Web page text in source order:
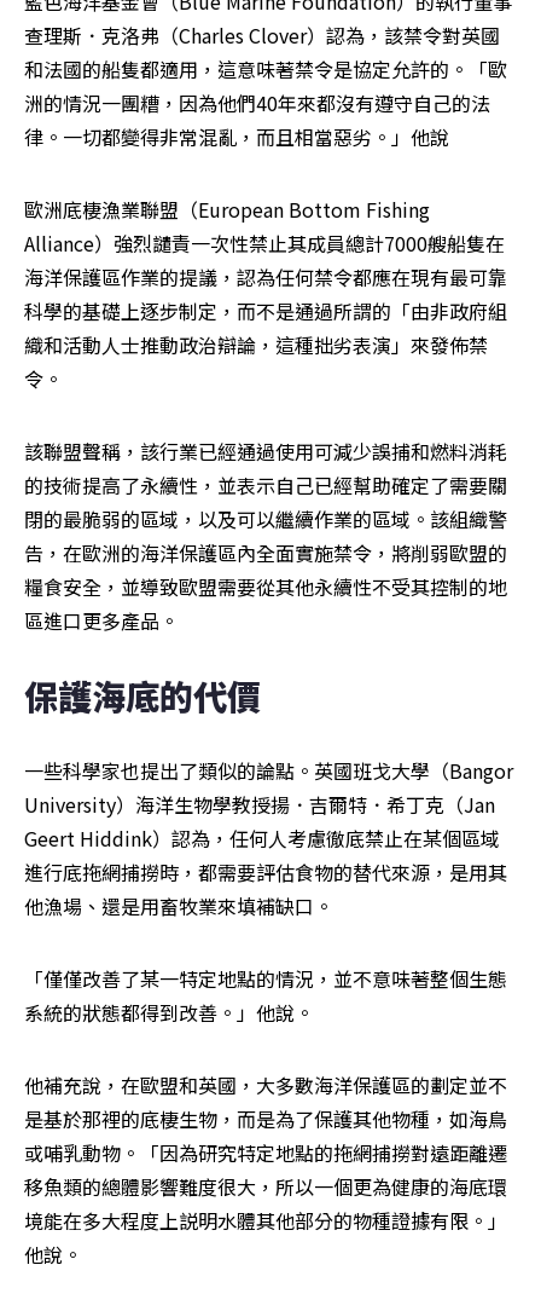
查理斯．克洛弗（Charles Clover）認為，該禁令對英國
和法國的船隻都適用，這意味著禁令是協定允許的。「歐
洲的情況一團糟，因為他們40年來都沒有遵守自己的法
律。一切都變得非常混亂，而且相當惡劣。」他說
歐洲底棲漁業聯盟（European Bottom Fishing
Alliance）強烈譴責一次性禁止其成員總計7000艘船隻在
海洋保護區作業的提議，認為任何禁令都應在現有最可靠
科學的基礎上逐步制定，而不是通過所謂的「由非政府組
織和活動人士推動政治辯論，這種拙劣表演」來發佈禁
令。
該聯盟聲稱，該行業已經通過使用可減少誤捕和燃料消耗
的技術提高了永續性，並表示自己已經幫助確定了需要關
閉的最脆弱的區域，以及可以繼續作業的區域。該組織警
告，在歐洲的海洋保護區內全面實施禁令，將削弱歐盟的
糧食安全，並導致歐盟需要從其他永續性不受其控制的地
區進口更多產品。
保護海底的代價
一些科學家也提出了類似的論點。英國班戈大學（Bangor
University）海洋生物學教授揚．吉爾特．希丁克（Jan
Geert Hiddink）認為，任何人考慮徹底禁止在某個區域
進行底拖網捕撈時，都需要評估食物的替代來源，是用其
他漁場、還是用畜牧業來填補缺口。
「僅僅改善了某一特定地點的情況，並不意味著整個生態
系統的狀態都得到改善。」他說。
他補充說，在歐盟和英國，大多數海洋保護區的劃定並不
是基於那裡的底棲生物，而是為了保護其他物種，如海鳥
或哺乳動物。「因為研究特定地點的拖網捕撈對遠距離遷
移魚類的總體影響難度很大，所以一個更為健康的海底環
境能在多大程度上説明水體其他部分的物種證據有限。」
他說。